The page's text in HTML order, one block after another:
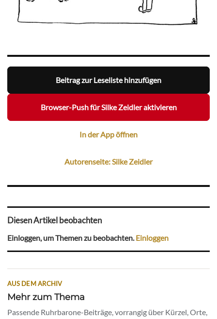
Beitrag zur Leseliste hinzufügen
Browser-Push für Silke Zeidler aktivieren
In der App öffnen
Autorenseite: Silke Zeidler
Diesen Artikel beobachten
Einloggen, um Themen zu beobachten. Einloggen
AUS DEM ARCHIV
Mehr zum Thema
Passende Ruhrbarone-Beiträge, vorrangig über Kürzel, Orte,